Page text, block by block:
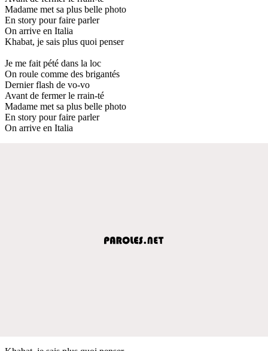
Madame met sa plus belle photo
En story pour faire parler
On arrive en Italia
Khabat, je sais plus quoi penser
Je me fait pété dans la loc
On roule comme des brigantés
Dernier flash de vo-vo
Avant de fermer le rrain-té
Madame met sa plus belle photo
En story pour faire parler
On arrive en Italia